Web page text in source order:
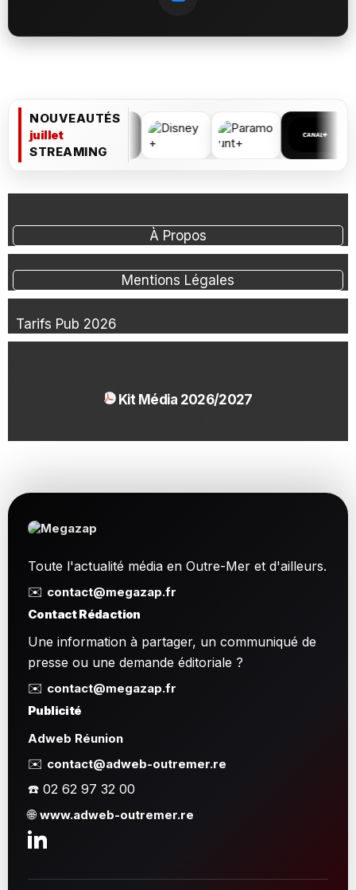
NOUVEAUTÉS
juillet
STREAMING
À Propos
Mentions Légales
Tarifs Pub 2026
Kit Média 2026/2027
Toute l'actualité média en Outre-Mer et d'ailleurs.
✉️ contact@megazap.fr
Contact Rédaction
Une information à partager, un communiqué de
presse ou une demande éditoriale ?
✉️ contact@megazap.fr
Publicité
Adweb Réunion
✉️ contact@adweb-outremer.re
☎️ 02 62 97 32 00
🌐www.adweb-outremer.re